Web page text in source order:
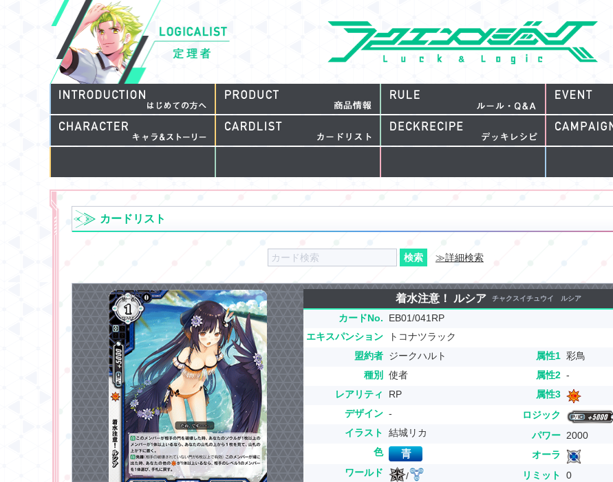
カードリスト
≫詳細検索
着水注意！ ルシア チャクスイチュウイ ルシア
カードNo.
EB01/041RP
エキスパンション
トコナツラック
盟約者 ジークハルト
種別
使者
レアリティ
RP
デザイン -
イラスト
結城リカ
色
ワールド
/
属性1 彩鳥
属性2 -
属性3
ロジック
パワー 2000
オーラ
リミット
0